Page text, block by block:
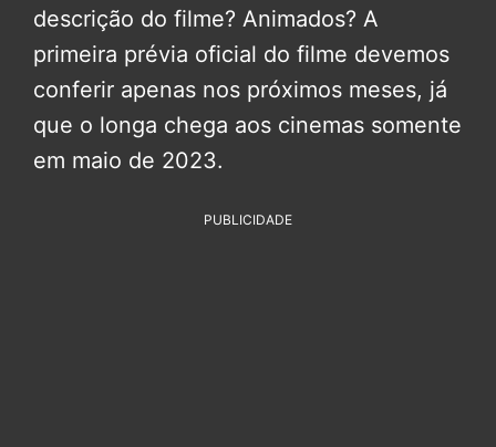
descrição do filme? Animados? A
primeira prévia oficial do filme devemos
conferir apenas nos próximos meses, já
que o longa chega aos cinemas somente
em maio de 2023.
PUBLICIDADE